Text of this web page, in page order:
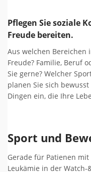
Pflegen Sie soziale
Freude bereiten.
Aus welchen Bereichen
Freude? Familie, Beruf
Sie gerne? Welcher
planen Sie sich
Dingen ein, die Ihre
Sport und
Gerade für Patienen
Leukämie in der Watch-